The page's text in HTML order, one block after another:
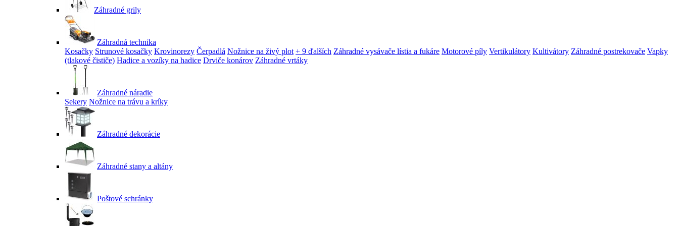
Záhradné grily
Záhradná technika
Kosačky Strunové kosačky Krovinorezy Čerpadlá Nožnice na živý plot + 9 ďalších Záhradné vysávače lístia a fukáre Motorové píly Vertikulátory Kultivátory Záhradné postrekovače Vapky
(tlakové čističe) Hadice a vozíky na hadice Drviče konárov Záhradné vrtáky
Záhradné náradie
Sekery Nožnice na trávu a kríky
Záhradné dekorácie
Záhradné stany a altány
Poštové schránky